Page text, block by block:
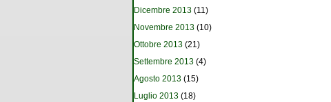
Dicembre 2013 (11)
Novembre 2013 (10)
Ottobre 2013 (21)
Settembre 2013 (4)
Agosto 2013 (15)
Luglio 2013 (18)